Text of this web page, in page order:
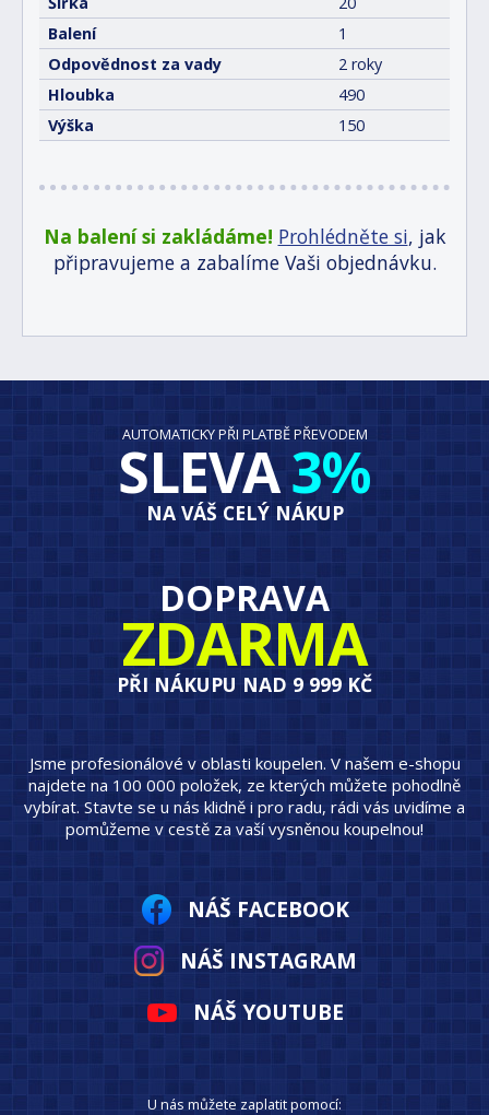
Balení
1
Odpovědnost za vady
2 roky
Hloubka
490
Výška
150
Na balení si zakládáme! Prohlédněte si, jak
připravujeme a zabalíme Vaši objednávku.
AUTOMATICKY PŘI PLATBĚ PŘEVODEM
SLEVA3%
NA VÁŠ CELÝ NÁKUP
DOPRAVA
ZDARMA
PŘI NÁKUPU NAD 9 999 KČ
Jsme profesionálové v oblasti koupelen. V našem e-shopu
najdete na 100 000 položek, ze kterých můžete pohodlně
vybírat. Stavte se u nás klidně i pro radu, rádi vás uvidíme a
pomůžeme v cestě za vaší vysněnou koupelnou!
NÁŠ FACEBOOK
NÁŠ INSTAGRAM
NÁŠ YOUTUBE
U nás můžete zaplatit pomocí: